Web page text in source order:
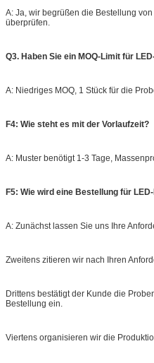
A: Ja, wir begrüßen die Bestellung
überprüfen.
Q3. Haben Sie ein MOQ-Limit für
A: Niedriges MOQ, 1 Stück für die
F4: Wie steht es mit der Vorlaufzeit?
A: Muster benötigt 1-3 Tage,
F5: Wie wird eine Bestellung für
A: Zunächst lassen Sie uns Ihre
Zweitens zitieren wir nach Ihren
Drittens bestätigt der Kunde die
Bestellung ein.
Viertens organisieren wir die